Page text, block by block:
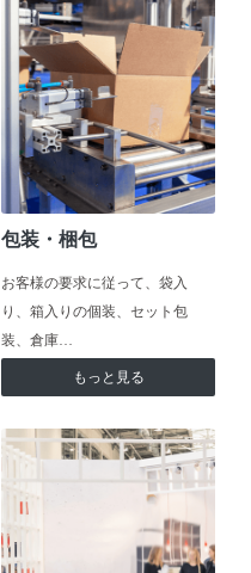
包装・梱包
お客様の要求に従って、袋入
り、箱入りの個装、セット包
装、倉庫…
もっと見る